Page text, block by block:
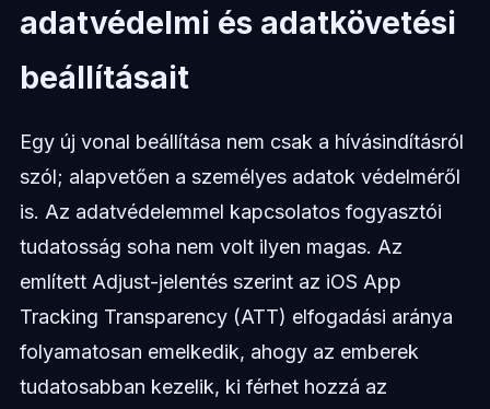
adatvédelmi és adatkövetési
beállításait
Egy új vonal beállítása nem csak a hívásindításról
szól; alapvetően a személyes adatok védelméről
is. Az adatvédelemmel kapcsolatos fogyasztói
tudatosság soha nem volt ilyen magas. Az
említett Adjust-jelentés szerint az iOS App
Tracking Transparency (ATT) elfogadási aránya
folyamatosan emelkedik, ahogy az emberek
tudatosabban kezelik, ki férhet hozzá az